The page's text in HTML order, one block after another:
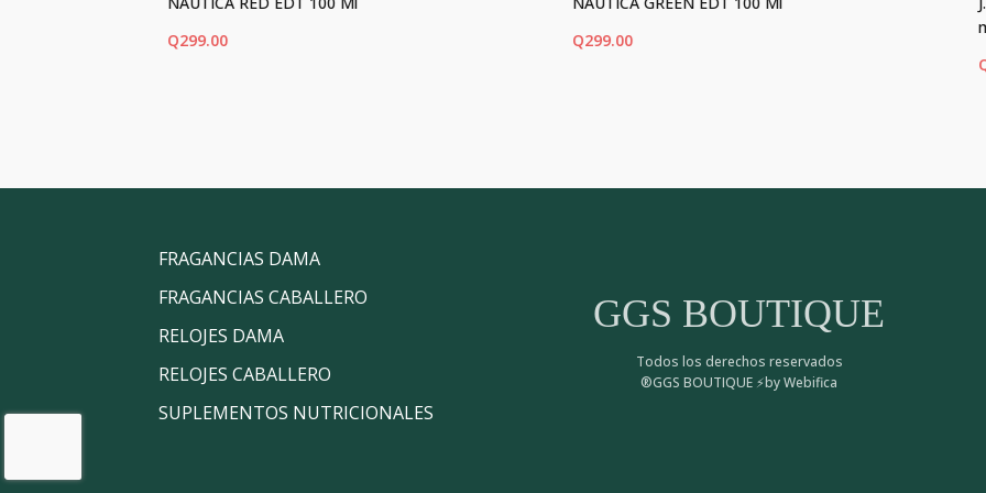
Q299.00
Q299.00
FRAGANCIAS DAMA
FRAGANCIAS CABALLERO
RELOJES DAMA
RELOJES CABALLERO
SUPLEMENTOS NUTRICIONALES
GGS BOUTIQUE
Todos los derechos reservados
®GGS BOUTIQUE ⚡by Webifica